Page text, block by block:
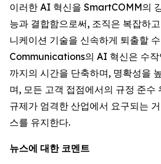
이러한 AI 혁신을 SmartCOMM의
능과 결합함으로써, 조직은 복잡하
니케이션 기술을 신속하게 퇴출할
Communications의 AI 혁신은 수작
까지의 시간을 단축하며, 명확성을
며, 모든 고객 접점에서의 규정 준수
규제가 엄격한 산업에서 요구되는
스를 유지한다.
뉴스에 대한 코멘트